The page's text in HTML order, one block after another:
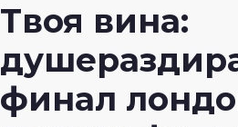
Твоя вина:
финал